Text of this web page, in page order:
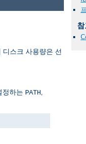
참
스크 사용량은 선
정하는 PATH